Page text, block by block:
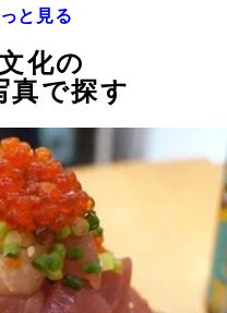
と見る
化の
真で探す